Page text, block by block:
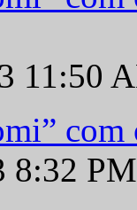
11:50
com
8:32